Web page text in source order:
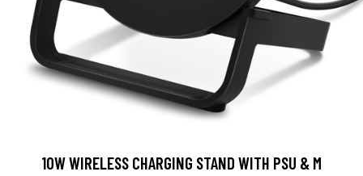
10W WIRELESS CHARGING STAND WITH PSU & M